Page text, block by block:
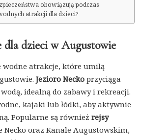
obowiązują podczas
atrakcji dla dzieci?
dla dzieci w Augustowie
wodne atrakcje, które umilą
Jezioro Necko przyciąga
idealną do zabawy i rekreacji.
kajaki lub łódki, aby aktywnie
Popularne są również rejsy
Necko oraz Kanale Augustowskim,